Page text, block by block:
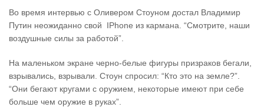
Во время интервью с Оливером Стоуном достал Владимир
Путин неожиданно свой IPhone из кармана. “Смотрите, наши
воздушные силы за работой”.
На маленьком экране черно-белые фигуры призраков бегали,
взрывались, взрывали. Стоун спросил: “Кто это на земле?”.
“Они бегают кругами с оружием, некоторые имеют при себе
больше чем оружие в руках”.